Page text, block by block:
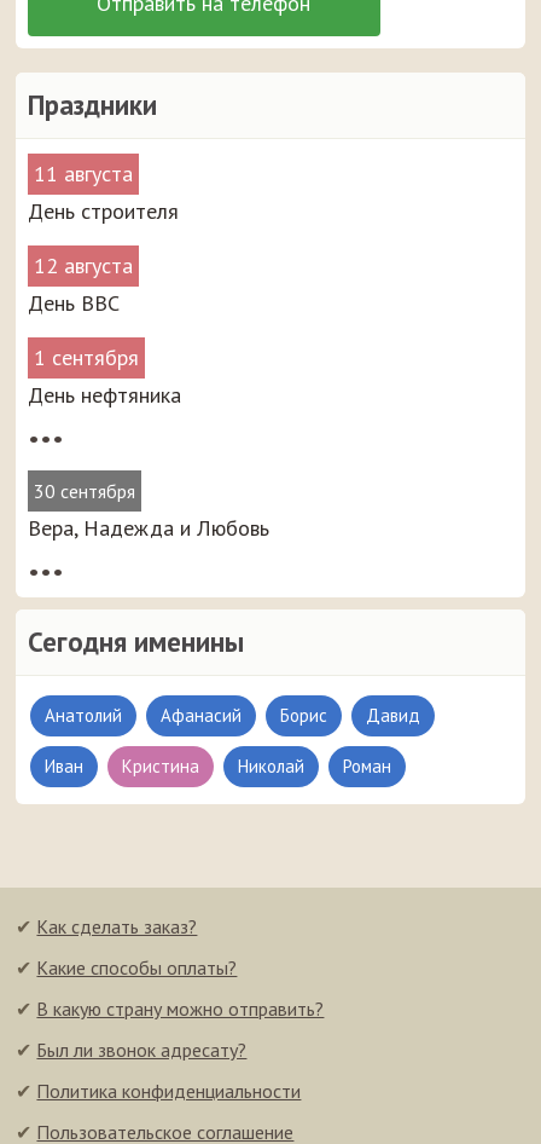
Праздники
11 августа
День строителя
12 августа
День ВВС
1 сентября
День нефтяника
•••
30 сентября
Вера, Надежда и Любовь
•••
Сегодня именины
Анатолий Афанасий Борис Давид
Иван Кристина Николай Роман
✔ Как сделать заказ?
✔ Какие способы оплаты?
✔ В какую страну можно отправить?
✔ Был ли звонок адресату?
✔ Политика конфиденциальности
✔ Пользовательское соглашение